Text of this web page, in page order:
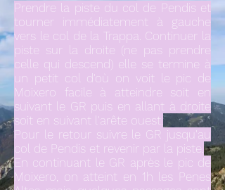
Prendre la piste du col de Pendis et
tourner immédiatement à gauche
vers le col de la Trappa. Continuer la
piste sur la droite (ne pas prendre
celle qui descend) elle se termine à
un petit col d'où on voit le pic de
Moixero facile à atteindre soit en
suivant le GR puis en allant à droite
soit en suivant l'arête ouest.
Pour le retour suivre le GR jusqu'au
col de Pendis et revenir par la piste.
En continuant le GR après le pic de
Moixero, on atteint en 1h les Penes